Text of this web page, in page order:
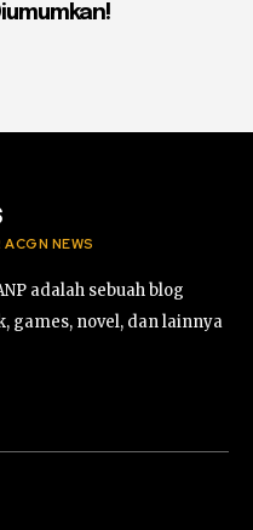
NEWS
adalah sebuah blog
games, novel, dan lainnya